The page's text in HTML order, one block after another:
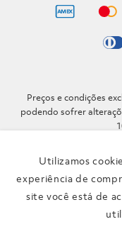
Utilizamos
experiência de
site você está de
Preços e condições
podendo sofrer
Verificada por